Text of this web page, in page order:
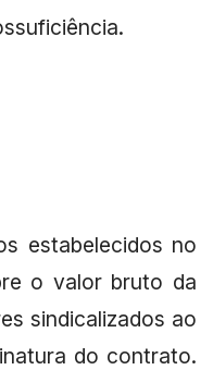
estabelecidos no
o valor bruto da
sindicalizados ao
do contrato.